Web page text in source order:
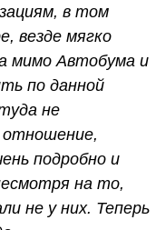
подводила.
было заглянуть
самый глупый
и
новая
за
в том
везде мягко
мимо Автобума и
по данной
не
отношение,
подробно и
на то,
не у них. Теперь